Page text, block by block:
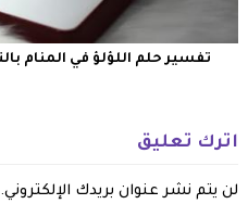
تفسير حلم اللؤلؤ في المنام
اترك تعليق
لن يتم نشر عنوان بريدك الإلكتروني.